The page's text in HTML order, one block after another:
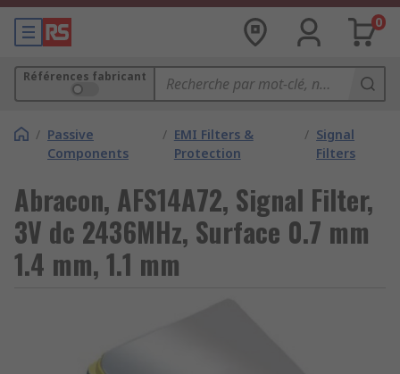
0
Références fabricant
/ Passive
Components
/ EMI Filters &
Protection
/ Signal
Filters
Abracon, AFS14A72, Signal Filter,
3V dc 2436MHz, Surface 0.7 mm
1.4 mm, 1.1 mm